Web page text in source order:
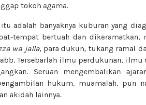
tokoh agama.
adalah banyaknya kuburan yang
tempat bertuah dan dikeramatkan,
wa jalla, para dukun, tukang ramal
Tersebarlah ilmu perdukunan,
Seruan mengembalikan
hukum, muamalah, pun
akidah lainnya.